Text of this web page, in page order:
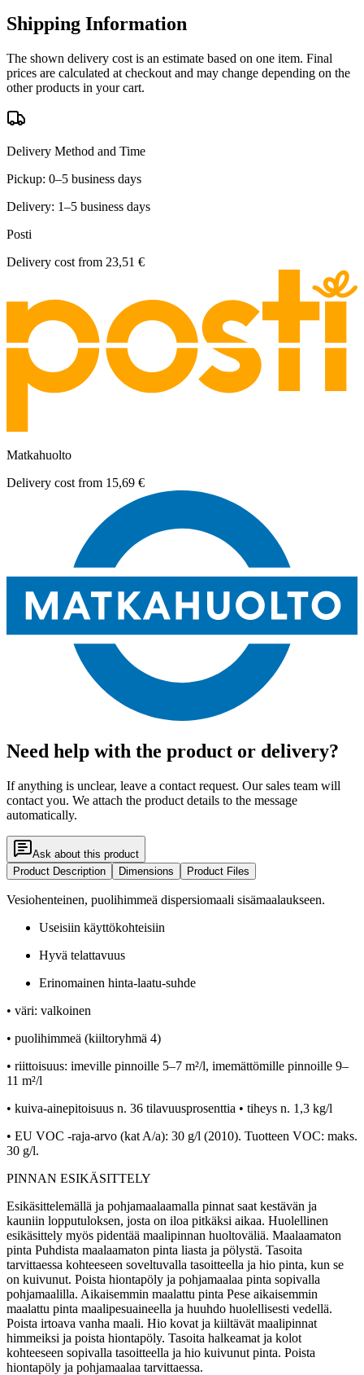
Shipping Information
The shown delivery cost is an estimate based on one item. Final
prices are calculated at checkout and may change depending on the
other products in your cart.
Delivery Method and Time
Pickup: 0–5 business days
Delivery: 1–5 business days
Posti
Delivery cost from 23,51 €
Matkahuolto
Delivery cost from 15,69 €
Need help with the product or delivery?
If anything is unclear, leave a contact request. Our sales team will
contact you. We attach the product details to the message
automatically.
Ask about this product
Product Description
Dimensions Product Files
Vesiohenteinen, puolihimmeä dispersiomaali sisämaalaukseen.
Useisiin käyttökohteisiin
Hyvä telattavuus
Erinomainen hinta-laatu-suhde
• väri: valkoinen
• puolihimmeä (kiiltoryhmä 4)
• riittoisuus: imeville pinnoille 5–7 m²/l, imemättömille pinnoille 9–
11 m²/l
• kuiva-ainepitoisuus n. 36 tilavuusprosenttia • tiheys n. 1,3 kg/l
• EU VOC -raja-arvo (kat A/a): 30 g/l (2010). Tuotteen VOC: maks.
30 g/l.
PINNAN ESIKÄSITTELY
Esikäsittelemällä ja pohjamaalaamalla pinnat saat kestävän ja
kauniin lopputuloksen, josta on iloa pitkäksi aikaa. Huolellinen
esikäsittely myös pidentää maalipinnan huoltoväliä. Maalaamaton
pinta Puhdista maalaamaton pinta liasta ja pölystä. Tasoita
tarvittaessa kohteeseen soveltuvalla tasoitteella ja hio pinta, kun se
on kuivunut. Poista hiontapöly ja pohjamaalaa pinta sopivalla
pohjamaalilla. Aikaisemmin maalattu pinta Pese aikaisemmin
maalattu pinta maalipesuaineella ja huuhdo huolellisesti vedellä.
Poista irtoava vanha maali. Hio kovat ja kiiltävät maalipinnat
himmeiksi ja poista hiontapöly. Tasoita halkeamat ja kolot
kohteeseen sopivalla tasoitteella ja hio kuivunut pinta. Poista
hiontapöly ja pohjamaalaa tarvittaessa.